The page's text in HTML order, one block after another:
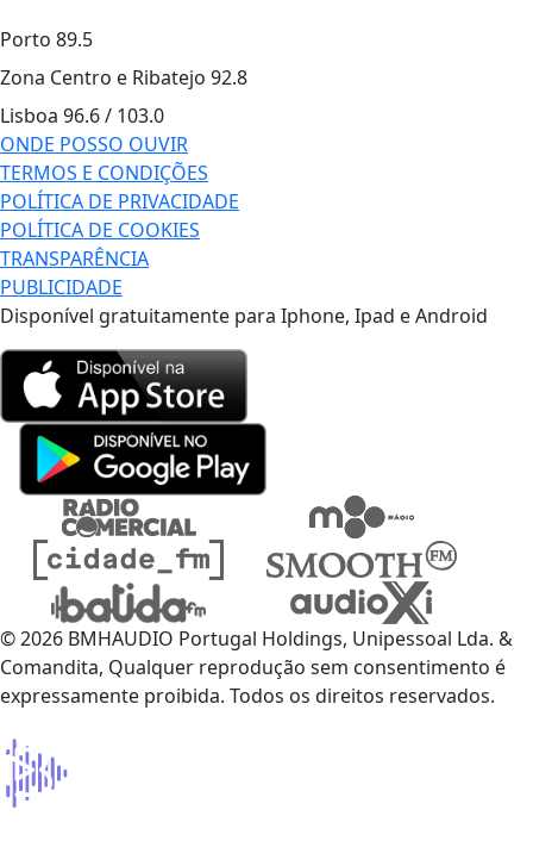
Porto 89.5
Zona Centro e Ribatejo 92.8
Lisboa 96.6 / 103.0
ONDE POSSO OUVIR
TERMOS E CONDIÇÕES
POLÍTICA DE PRIVACIDADE
POLÍTICA DE COOKIES
TRANSPARÊNCIA
PUBLICIDADE
Disponível gratuitamente para Iphone, Ipad e Android
© 2026 BMHAUDIO Portugal Holdings, Unipessoal Lda. &
Comandita, Qualquer reprodução sem consentimento é
expressamente proibida. Todos os direitos reservados.